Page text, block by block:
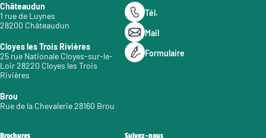
Châteaudun
1 rue de Luynes
28200 Châteaudun
Cloyes les Trois Rivières
25 rue Nationale Cloyes-sur-le-
Loir 28220 Cloyes les Trois
Rivières
Brou
Rue de la Chevalerie 28160 Brou
Tél.
Mail
Formulaire
Brochures Suivez-nous